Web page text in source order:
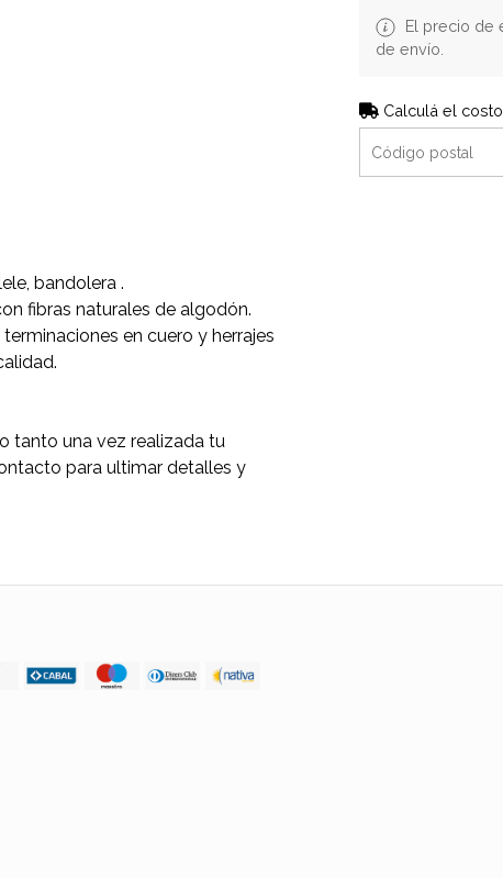
bandolera .
fibras naturales de algodón.
en cuero y herrajes
tanto una vez realizada tu
para ultimar detalles y
El precio de
de envío.
Calculá el